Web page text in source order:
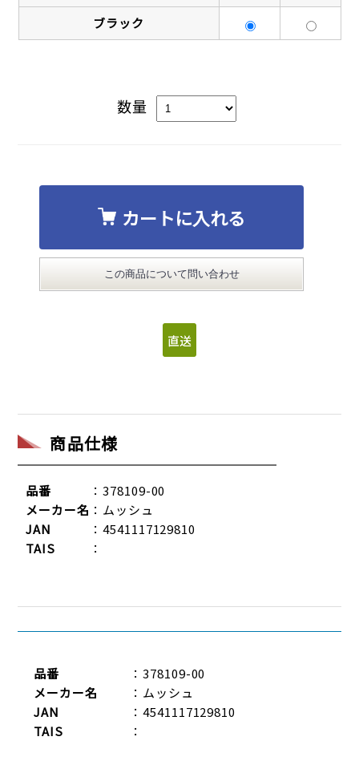
ブラック
数量
カートに入れる
この商品について問い合わせ
商品仕様
品番
：378109-00
メーカー名 ：ムッシュ
JAN
：4541117129810
TAIS
：
品番
：378109-00
メーカー名
：ムッシュ
JAN
：4541117129810
TAIS
：